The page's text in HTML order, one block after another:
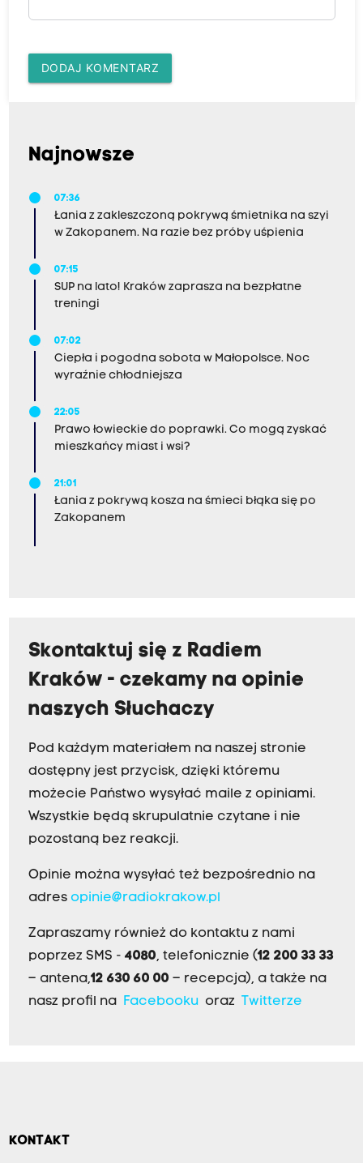
DODAJ KOMENTARZ
Najnowsze
07:36
Łania z zakleszczoną pokrywą śmietnika na szyi
w Zakopanem. Na razie bez próby uśpienia
07:15
SUP na lato! Kraków zaprasza na bezpłatne
treningi
07:02
Ciepła i pogodna sobota w Małopolsce. Noc
wyraźnie chłodniejsza
22:05
Prawo łowieckie do poprawki. Co mogą zyskać
mieszkańcy miast i wsi?
21:01
Łania z pokrywą kosza na śmieci błąka się po
Zakopanem
Skontaktuj się z Radiem
Kraków - czekamy na opinie
naszych Słuchaczy
Pod każdym materiałem na naszej stronie
dostępny jest przycisk, dzięki któremu
możecie Państwo wysyłać maile z opiniami.
Wszystkie będą skrupulatnie czytane i nie
pozostaną bez reakcji.
Opinie można wysyłać też bezpośrednio na
adres opinie@radiokrakow.pl
Zapraszamy również do kontaktu z nami
poprzez SMS - 4080, telefonicznie (12 200 33 33
– antena,12 630 60 00 – recepcja), a także na
nasz profil na Facebookuoraz Twitterze
KONTAKT